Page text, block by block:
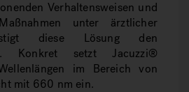
Verhaltensweisen und
unter ärztlicher
diese Lösung den
Konkret setzt Jacuzzi®
im Bereich von
mit 660 nm ein.